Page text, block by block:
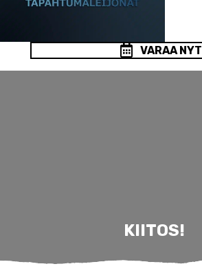
VARAA NYT
KIITOS!